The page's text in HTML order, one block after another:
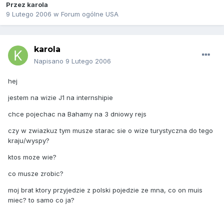
Przez karola
9 Lutego 2006 w Forum ogólne USA
karola
Napisano 9 Lutego 2006
hej
jestem na wizie J1 na internshipie
chce pojechac na Bahamy na 3 dniowy rejs
czy w zwiazkuz tym musze starac sie o wize turystyczna do tego
kraju/wyspy?
ktos moze wie?
co musze zrobic?
moj brat ktory przyjedzie z polski pojedzie ze mna, co on muis
miec? to samo co ja?